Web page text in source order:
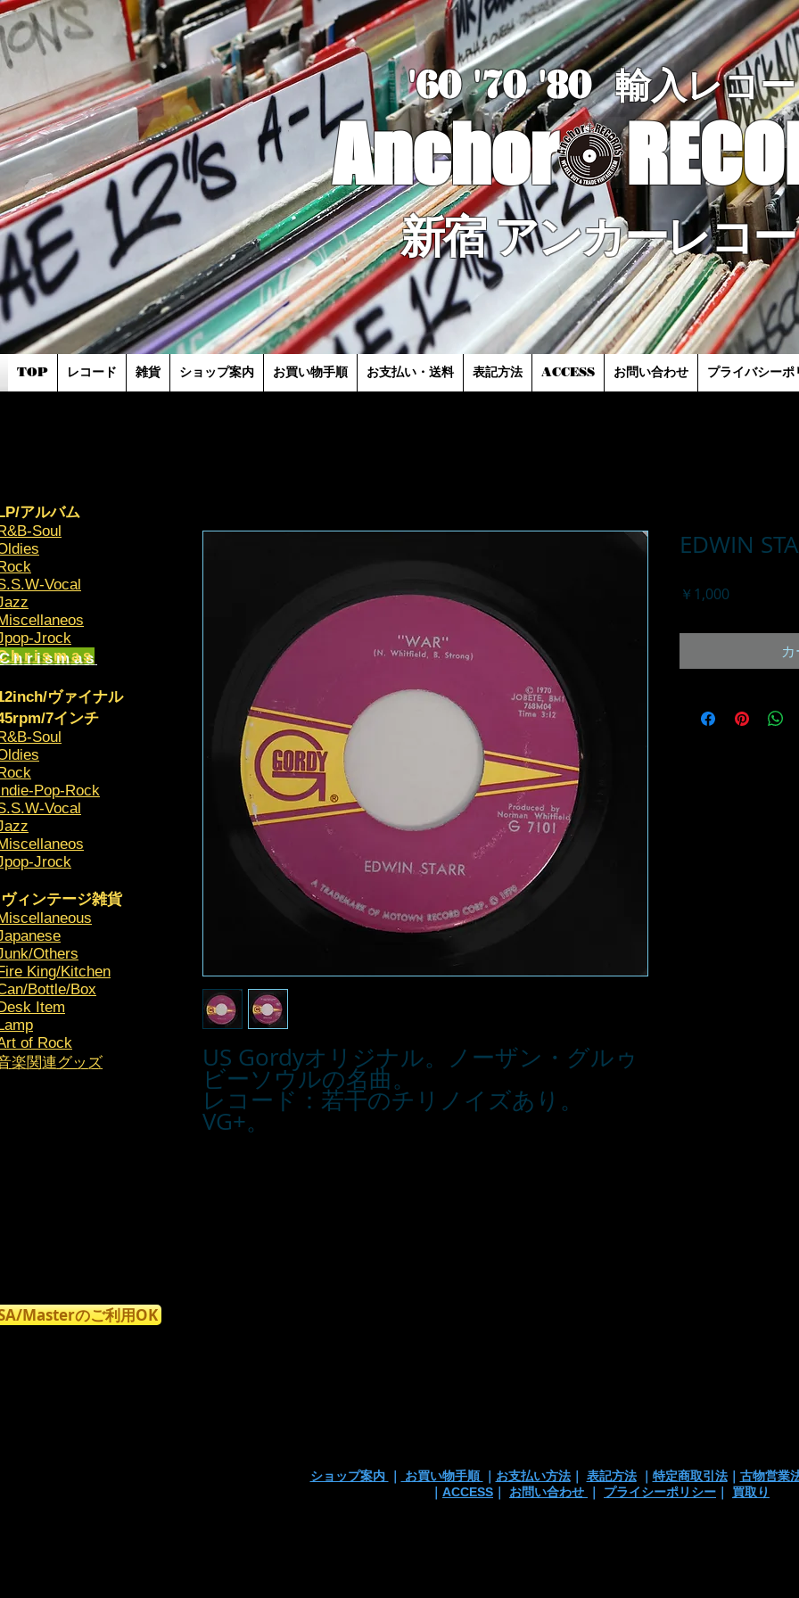
TOP レコード 雑貨 ショップ案内 お買い物手順 お支払い・送料 表記方法 ACCESS お問い合わせ プライバシーポ
US Gordyオリジナル。ノーザン・グルゥ
ビーソウルの名曲。
レコード：若干のチリノイズあり。
VG+。
EDWIN
￥1,000価
'60 '70'80 輸入レコ
Anchor
新宿 アンカーレコ
Masterのご利用OK
アルバム
Soul
Vocal
Jrock
ヴァイナル
7インチ
Soul
Pop-Rock
Vocal
Jrock
ヴィンテージ雑貨
Others
King/Kitchen
Bottle/Box
Item
of Rock
楽関連グッズ
ショップ案内 お買い物手順 お支払い方法｜ 表記方法｜ 特定商取引法｜ 古物営業
ACCESS お問い合わせ プライシーポリシー 買取り